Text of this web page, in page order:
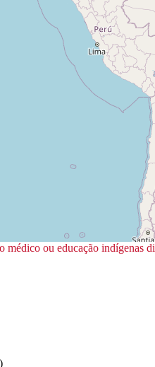
médico ou educação indígenas